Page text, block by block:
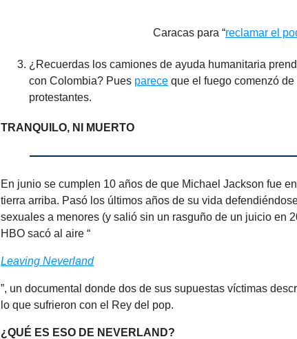
Caracas para “reclamar el
¿Recuerdas los camiones de ayuda humanitaria
con Colombia? Pues parece que el fuego comenzó
protestantes.
TRANQUILO, NI MUERTO
En junio se cumplen 10 años de que Michael Jackson fue
tierra arriba. Pasó los últimos años de su vida
sexuales a menores (y salió sin un rasguño de un juicio en
HBO sacó al aire “
Leaving Neverland
”, un documental donde dos de sus supuestas víctimas
lo que sufrieron con el Rey del pop.
¿QUÉ ES ESO DE NEVERLAND?